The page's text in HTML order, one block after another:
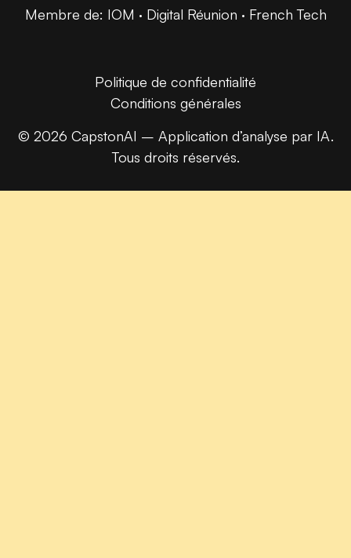
Membre de: IOM · Digital Réunion · French Tech
Politique de confidentialité
© 2026 CapstonAI – Application d’analyse par IA.
Tous droits réservés.
Conditions générales